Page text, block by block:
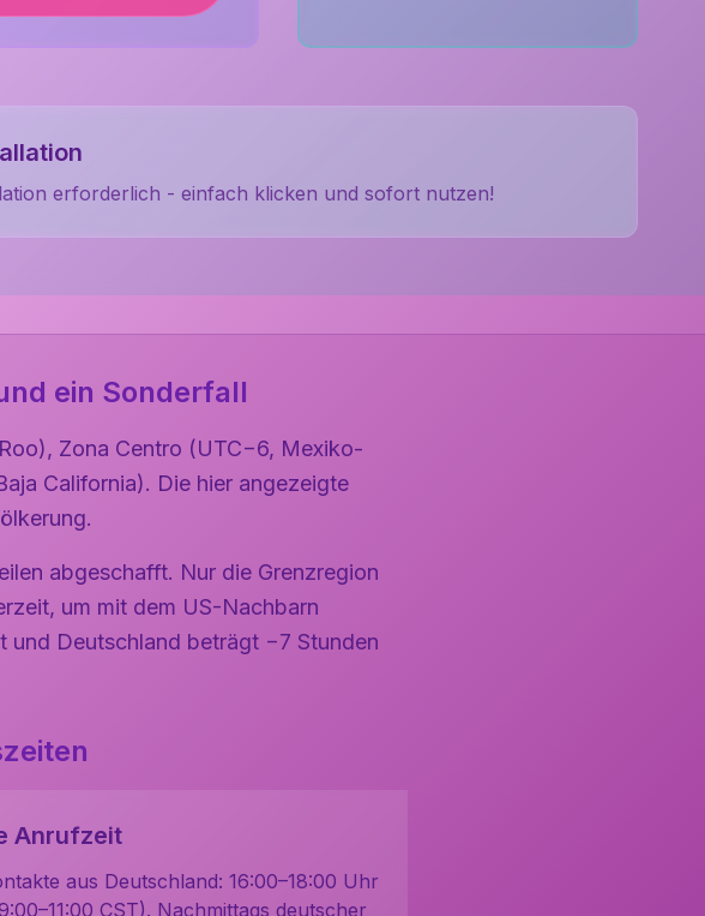
erforderlich - einfach klicken und sofort nutzen!
ein Sonderfall
Zona Centro (UTC−6, Mexiko-
California). Die hier angezeigte
abgeschafft. Nur die Grenzregion
um mit dem US-Nachbarn
Deutschland beträgt −7 Stunden
Anrufzeit
aus Deutschland: 16:00–18:00 Uhr
CST). Nachmittags deutscher